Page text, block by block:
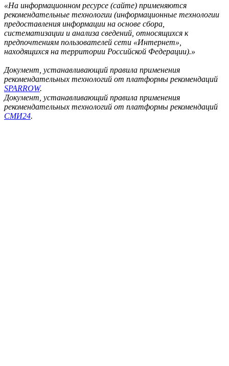
«На информационном ресурсе (сайте) применяются
рекомендательные технологии (информационные технологии
предоставления информации на основе сбора,
систематизации и анализа сведений, относящихся к
предпочтениям пользователей сети «Интернет»,
находящихся на территории Российской Федерации).»
Документ, устанавливающий правила применения
рекомендательных технологий от платформы рекомендаций
SPARROW.
Документ, устанавливающий правила применения
рекомендательных технологий от платформы рекомендаций
СМИ24.